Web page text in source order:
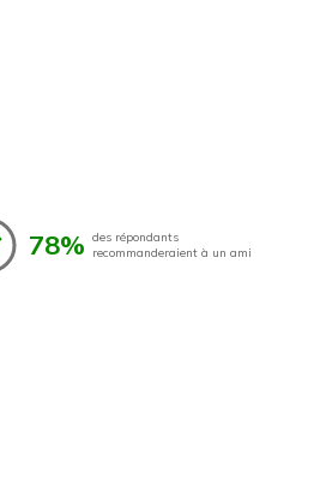
78% des répondants
recommanderaient à un ami